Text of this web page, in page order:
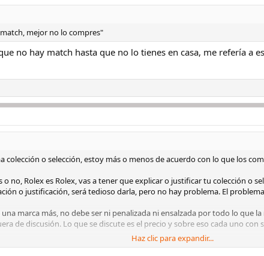
mejor no lo compres"
no hay match hasta que no lo tienes en casa, me refería a
colección o selección, estoy más o menos de acuerdo con lo que los
no, Rolex es Rolex, vas a tener que explicar o justificar tu colección o
o justificación, será tedioso darla, pero no hay problema. El
marca más, no debe ser ni penalizada ni ensalzada por todo lo que
de discusión. Lo que se discute es el precio y sobre eso cada uno con
ningún Rolex, pero no tendría ningún problema en tenerlo. Sin
Haz clic para expandir...